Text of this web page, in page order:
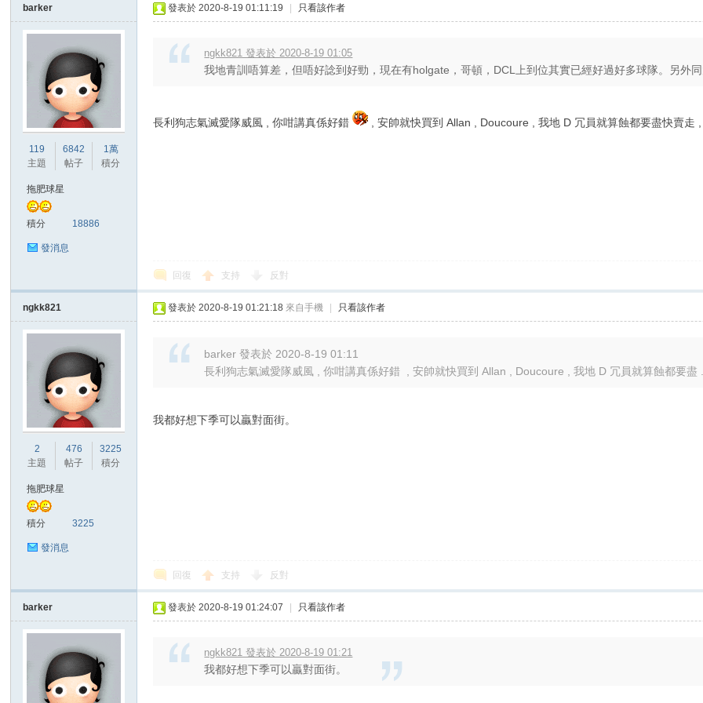
barker
119
主題
6842
帖子
1萬
積分
拖肥球星
積分 18886
發消息
發表於 2020-8-19 01:11:19 只看該作者
ngkk821 發表於 2020-8-19 01:05
我地青訓唔算差，但唔好諗到好勁，現在有holgate，哥頓，DCL上到位其實已經好過好多球隊。另外同
長利狗志氣滅愛隊威風 , 你咁講真係好錯 , 安帥就快買到 Allan , Doucoure , 我地 D 冗員就算蝕都要盡快賣走
回復 支持 反對
ngkk821
2
主題
476
帖子
3225
積分
拖肥球星
積分 3225
發消息
發表於 2020-8-19 01:21:18 來自手機 只看該作者
barker 發表於 2020-8-19 01:11
長利狗志氣滅愛隊威風 , 你咁講真係好錯 , 安帥就快買到 Allan , Doucoure , 我地 D 冗員就算蝕都要盡
我都好想下季可以贏對面街。
回復 支持 反對
barker 發表於 2020-8-19 01:24:07 只看該作者
ngkk821 發表於 2020-8-19 01:21
我都好想下季可以贏對面街。